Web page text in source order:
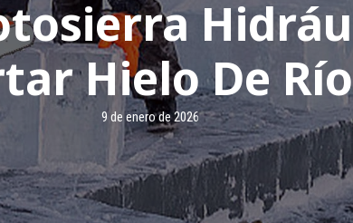
Hielo De
9 de enero de 2026